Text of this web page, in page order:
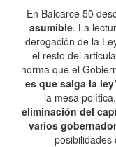
En Balcarce 50
asumible. La
derogación de la
el resto del
norma que el
es que salga la
la mesa política.
eliminación del
varios
posibilidades